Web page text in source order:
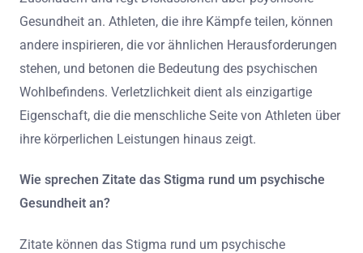
Gesundheit an. Athleten, die ihre Kämpfe teilen, können
andere inspirieren, die vor ähnlichen Herausforderungen
stehen, und betonen die Bedeutung des psychischen
Wohlbefindens. Verletzlichkeit dient als einzigartige
Eigenschaft, die die menschliche Seite von Athleten über
ihre körperlichen Leistungen hinaus zeigt.
Wie sprechen Zitate das Stigma rund um psychische
Gesundheit an?
Zitate können das Stigma rund um psychische